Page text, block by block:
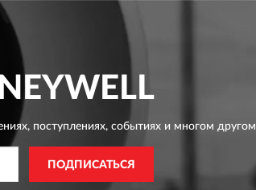
поступлениях, событиях и многом другом
ПОДПИСАТЬСЯ